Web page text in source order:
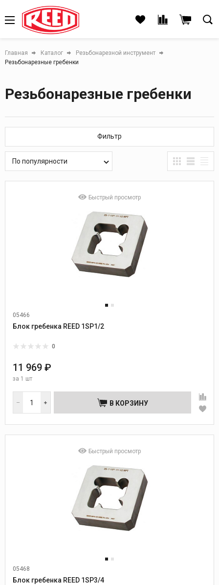
Главная Каталог
Резьбонарезной инструмент
Резьбонарезные гребенки
Резьбонарезные гребенки
Фильтр
По популярности
Быстрый просмотр
05466
Блок гребенка REED 1SP1/2
0
11 969 ₽
за 1 шт
В КОРЗИНУ
Быстрый просмотр
05468
Блок гребенка REED 1SP3/4